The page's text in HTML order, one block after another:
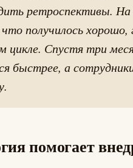
ретроспективы. На
получилось
цикле. Спустя три
быстрее, а
помогает